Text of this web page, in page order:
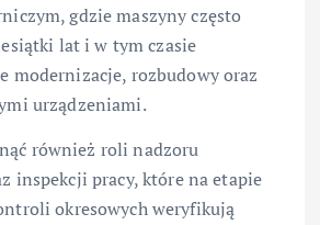
gdzie maszyny często
lat i w tym czasie
modernizacje, rozbudowy oraz
urządzeniami.
również roli nadzoru
inspekcji pracy, które na etapie
okresowych weryfikują